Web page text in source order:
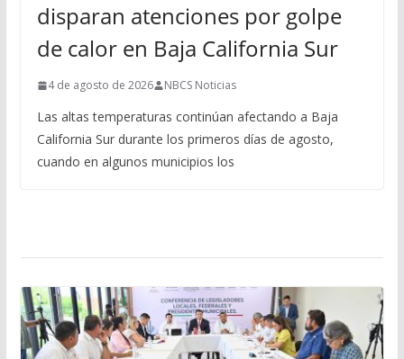
disparan atenciones por golpe
de calor en Baja California Sur
4 de agosto de 2026 NBCS Noticias
Las altas temperaturas continúan afectando a Baja
California Sur durante los primeros días de agosto,
cuando en algunos municipios los